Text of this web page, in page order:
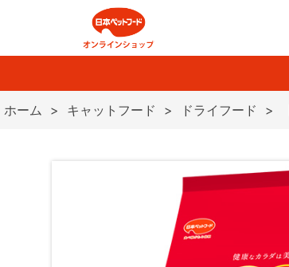
ホーム > キャットフード > ドライフード >